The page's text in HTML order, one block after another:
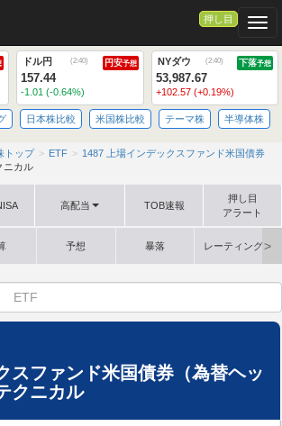
押し目
ドル円 (2:40) 円安予想
157.44
-1.01 (-0.64%)
NYダウ (2:40) 下落予想
53,987.67
+102.57 (+0.19%)
日本株比較 米国株比較 テーマ株 半導体株
トップ ETF
1487 上場インデックスファンド米国債券
ニカル
高配当 TOB速報
押し目
アラート
予想 暴落 レーティング格
スファンド米国債券（為替ヘッ
クニカル